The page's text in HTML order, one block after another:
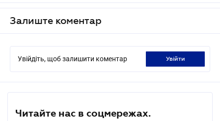
Залиште коментар
Увійдіть, щоб залишити коментар увійти
Читайте нас в соцмережах.